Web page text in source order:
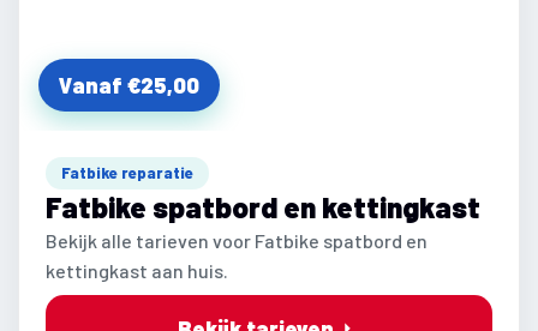
Vanaf €25,00
Fatbike reparatie
Fatbike spatbord en kettingkast
Bekijk alle tarieven voor Fatbike spatbord en
kettingkast aan huis.